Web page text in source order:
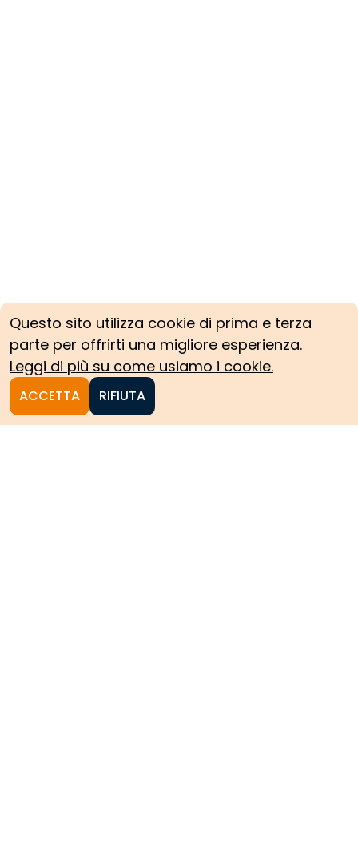
Questo sito utilizza cookie di prima e terza
parte per offrirti una migliore esperienza.
Leggi di più su come usiamo i cookie.
ACCETTA RIFIUTA